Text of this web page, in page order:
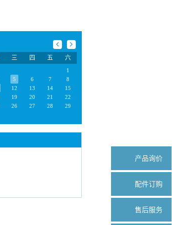
三 四 五 六
1
5 6 7
8
12 13 14
15
19 20 21
22
26 27 28
29
产品询价
配件订购
售后服务